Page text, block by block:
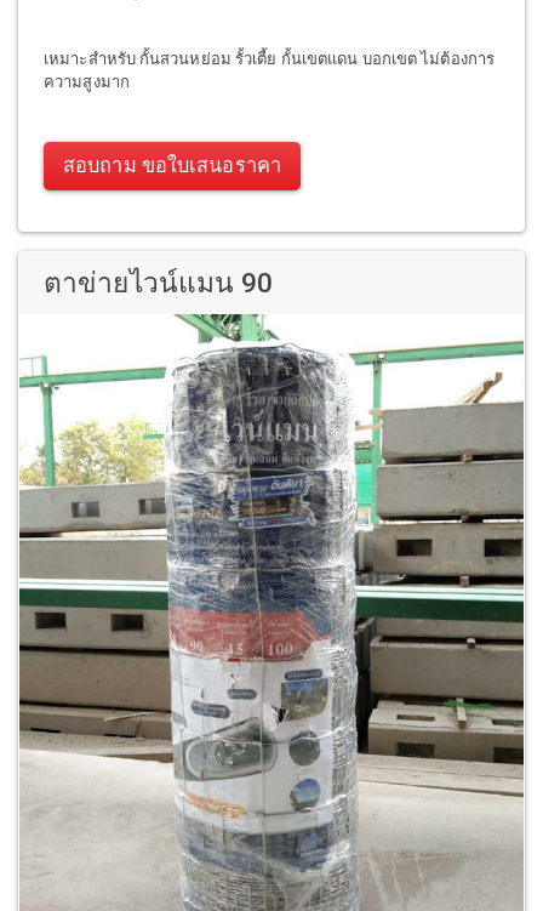
เหมาะสำหรับ กั้นสวนหย่อม รั้วเตี้ย กั้นเขตแดน บอกเขต ไม่ต้องการ
ความสูงมาก
สอบถาม ขอใบเสนอราคา
ตาข่ายไวน์แมน 90